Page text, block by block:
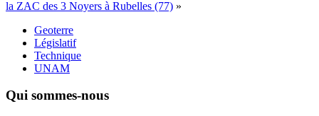
la ZAC des 3 Noyers à Rubelles (77) »
Geoterre
Législatif
Technique
UNAM
Qui sommes-nous